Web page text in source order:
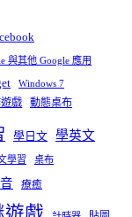
與其他 Google 應用
Windows 7
戲 動態桌布
學日文 學英文
學習 桌布
療癒